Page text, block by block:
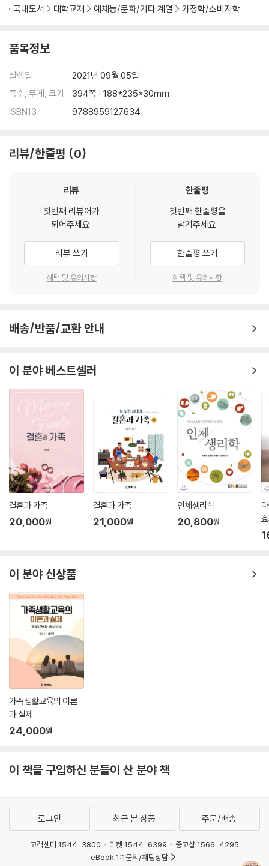
국내도서 대학교재 예체능/문화/기타 계열 가정학/소비자학
품목정보
발행일
2021년 09월 05일
쪽수, 무게, 크기
394쪽 | 188*235*30mm
ISBN13
9788959127634
리뷰/한줄평 0
리뷰
첫번째 리뷰어가
되어주세요.
리뷰 쓰기
혜택 및 유의사항
한줄평
첫번째 한줄평을
남겨주세요.
한줄평 쓰기
혜택 및 유의사항
배송/반품/교환 안내
이 분야 베스트셀러
결혼과 가족
20,000원
결혼과 가족
21,000원
인체생리학
20,800원
이 분야 신상품
가족생활교육의 이론
과 실제
24,000원
이 책을 구입하신 분들이 산 분야 책
로그인 최근 본 상품 주문/배송
고객센터 1544-3800 티켓 1544-6399
중고샵 1566-4295
eBook 1:1문의/채팅상담